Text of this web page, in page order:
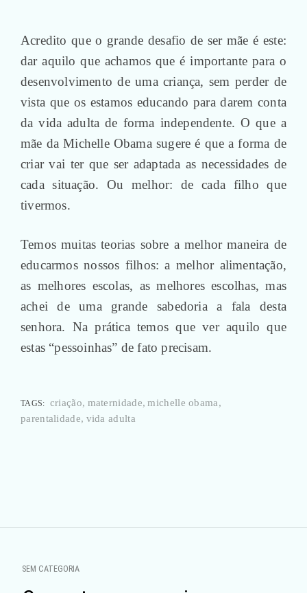
Acredito que o grande desafio de ser mãe é este:
dar aquilo que achamos que é importante para o
desenvolvimento de uma criança, sem perder de
vista que os estamos educando para darem conta
da vida adulta de forma independente. O que a
mãe da Michelle Obama sugere é que a forma de
criar vai ter que ser adaptada as necessidades de
cada situação. Ou melhor: de cada filho que
tivermos.
Temos muitas teorias sobre a melhor maneira de
educarmos nossos filhos: a melhor alimentação,
as melhores escolas, as melhores escolhas, mas
achei de uma grande sabedoria a fala desta
senhora. Na prática temos que ver aquilo que
estas “pessoinhas” de fato precisam.
TAGS: criação maternidade michelle obama
parentalidade vida adulta
por
SEM CATEGORIA